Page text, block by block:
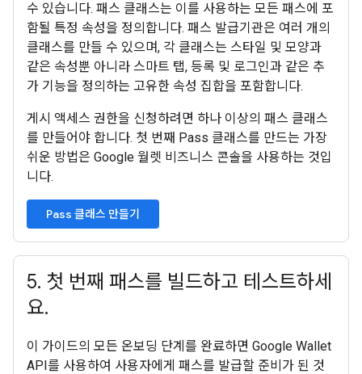
수 있습니다. 패스 클래스는 이를 사용하는 모든 패스에 포
함될 특정 속성을 정의합니다. 패스 발급기관은 여러 개의
클래스를 만들 수 있으며, 각 클래스는 스타일 및 모양과
같은 속성뿐 아니라 스마트 탭, 등록 및 로그인과 같은 추
가 기능을 정의하는 고유한 속성 집합을 포함합니다.
게시 액세스 권한을 신청하려면 하나 이상의 패스 클래스
를 만들어야 합니다. 첫 번째 Pass 클래스를 만드는 가장
쉬운 방법은 Google 월렛 비즈니스 콘솔을 사용하는 것입
니다.
Pass 클래스 만들기
5. 첫 번째 패스를 빌드하고 테스트하세
요.
이 가이드의 모든 온보딩 단계를 완료하면 Google Wallet
API를 사용하여 사용자에게 패스를 발급할 준비가 된 것